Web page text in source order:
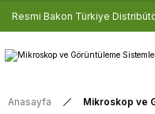
Resmi Bakon Türkiye
Anasayfa Mikroskop ve